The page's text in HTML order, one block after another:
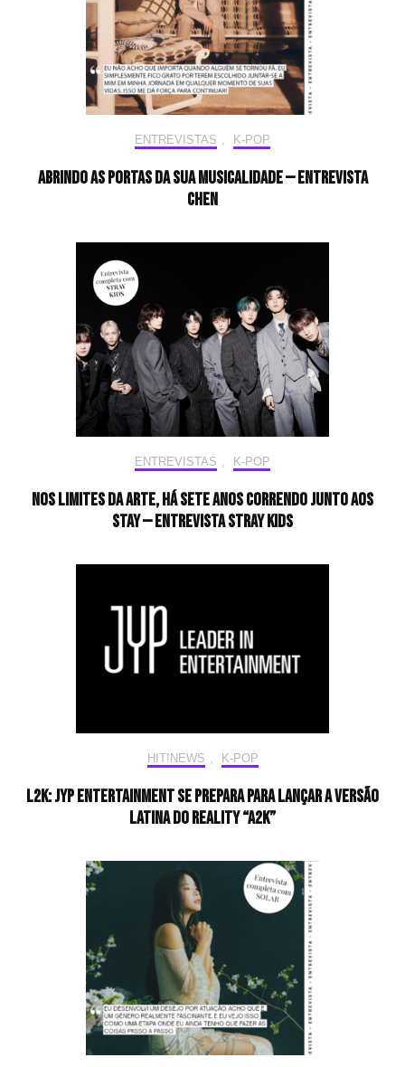
ENTREVISTAS , K-POP
Abrindo as portas da sua musicalidade — Entrevista
CHEN
ENTREVISTAS , K-POP
Nos limites da arte, há sete anos correndo junto aos
STAY — Entrevista Stray Kids
HIT!NEWS K-POP
L2K: JYP Entertainment se prepara para lançar a versão
latina do reality “A2K”